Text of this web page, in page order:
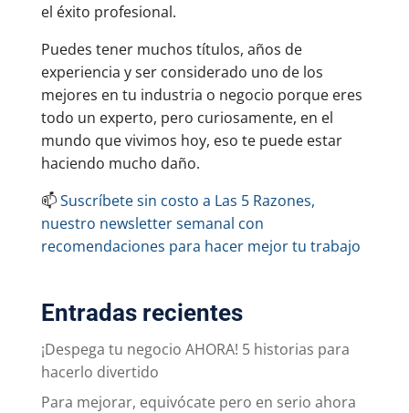
el éxito profesional.
Puedes tener muchos títulos, años de
experiencia y ser considerado uno de los
mejores en tu industria o negocio porque eres
todo un experto, pero curiosamente, en el
mundo que vivimos hoy, eso te puede estar
haciendo mucho daño.
📫Suscríbete sin costo a Las 5 Razones,
nuestro newsletter semanal con
recomendaciones para hacer mejor tu trabajo
Entradas recientes
¡Despega tu negocio AHORA! 5 historias para
hacerlo divertido
Para mejorar, equivócate pero en serio ahora